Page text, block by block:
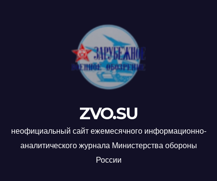
ZVO.SU
неофициальный сайт ежемесячного информационно-
аналитического журнала Министерства обороны
России